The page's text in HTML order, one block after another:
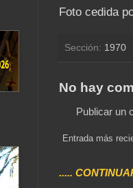
Foto cedida
Sección: 1970
No hay
Publicar un
Entrada más
.....